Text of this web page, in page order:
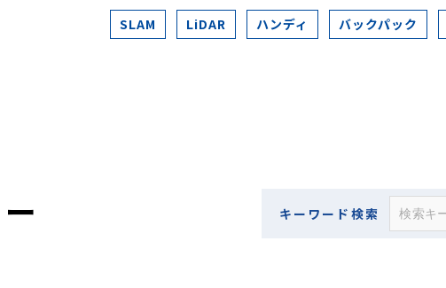
SLAM LiDAR ハンディ バックパック
キーワード検索